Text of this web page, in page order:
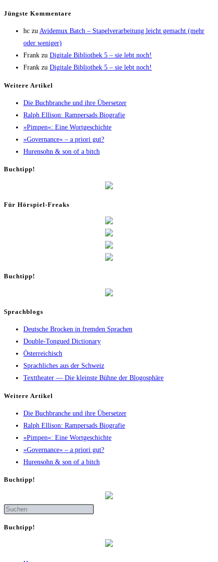
Jüngs­te Kommentare
hc zu Avi­de­mux Batch – Sta­pel­ver­ar­bei­tung leicht gemacht (mehr
oder weniger)
Frank zu Digi­ta­le Biblio­thek 5 – sie lebt noch!
Frank zu Digi­ta­le Biblio­thek 5 – sie lebt noch!
Wei­te­re Artikel
Die Buch­bran­che und ihre Übersetzer
Ralph Elli­son: Ram­pers­ads Biografie
»Pim­pen«: Eine Wortgeschichte
»Gover­nan­ce« – a prio­ri gut?
Huren­sohn & son of a bitch
Buch­tipp!
Für Hör­spiel-Freaks
Buch­tipp!
Sprachblogs
Deutsche Brocken in fremden Sprachen
Double-Tongued Dictionary
Österreichisch
Sprachliches aus der Schweiz
Texttheater — Die kleinste Bühne der Blogosphäre
Wei­te­re Artikel
Die Buch­bran­che und ihre Übersetzer
Ralph Elli­son: Ram­pers­ads Biografie
»Pim­pen«: Eine Wortgeschichte
»Gover­nan­ce« – a prio­ri gut?
Huren­sohn & son of a bitch
Buch­tipp!
Buch­tipp!